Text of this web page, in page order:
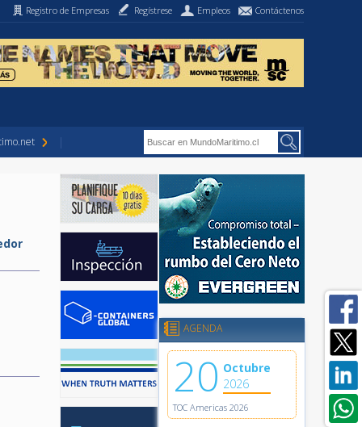
Registro de Empresas Regístrese Empleos Contáctenos
AGENDA
20 Octubre
2026
TOC Americas 2026